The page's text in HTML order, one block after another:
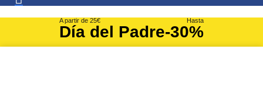
A partir de 25€
Día del Padre
Hasta
-30%